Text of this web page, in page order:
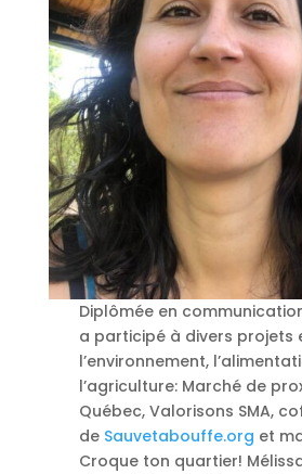
Diplômée en
a participé à divers projets
l’environnement,
l’agriculture: Marché de
Québec, Valorisons SMA,
de Sauvetabouffe.org et
Croque ton quartier!